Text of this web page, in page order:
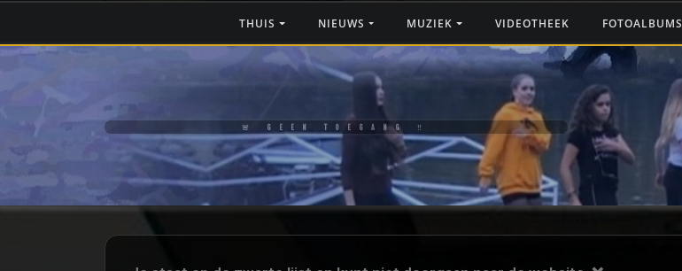
THUIS NIEUWS MUZIEK VIDEOTHEEK FOTOALBUMS
🚨 GEEN TOEGANG ‼️